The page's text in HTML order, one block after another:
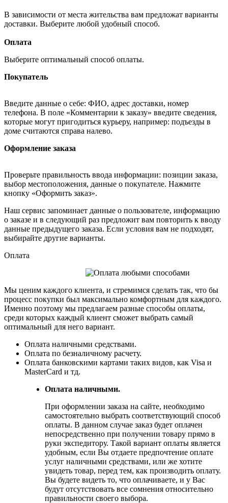
В зависимости от места жительства вам предложат варианты
доставки. Выберите любой удобный способ.
Оплата
Выберите оптимальный способ оплаты.
Покупатель
Введите данные о себе: ФИО, адрес доставки, номер
телефона. В поле «Комментарии к заказу» введите сведения,
которые могут пригодиться курьеру, например: подъезды в
доме считаются справа налево.
Оформление заказа
Проверьте правильность ввода информации: позиции заказа,
выбор местоположения, данные о покупателе. Нажмите
кнопку «Оформить заказ».
Наш сервис запоминает данные о пользователе, информацию
о заказе и в следующий раз предложит вам повторить к вводу
данные предыдущего заказа. Если условия вам не подходят,
выбирайте другие варианты.
Оплата
Мы ценим каждого клиента, и стремимся сделать так, что бы
процесс покупки был максимально комфортным для каждого.
Именно поэтому мы предлагаем разные способы оплаты,
среди которых каждый клиент сможет выбрать самый
оптимальный для него вариант.
Оплата наличными средствами.
Оплата по безналичному расчету.
Оплата банковскими картами таких видов, как Visa и
MasterCard и тд.
Оплата наличными.
При оформлении заказа на сайте, необходимо
самостоятельно выбрать соответствующий способ
оплаты. В данном случае заказ будет оплачен
непосредственно при получении товару прямо в
руки экспедитору. Такой вариант оплаты является
удобным, если Вы отдаете предпочтение оплате
услуг наличными средствами, или же хотите
увидеть товар, перед тем, как производить оплату.
Вы будете видеть то, что оплачиваете, и у Вас
будут отсутствовать все сомнения относительно
правильности своего выбора.